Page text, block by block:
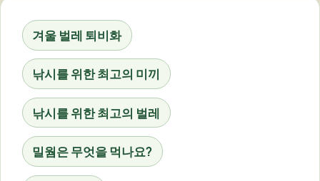
겨울 벌레 퇴비화
낚시를 위한 최고의 미끼
낚시를 위한 최고의 벌레
밀웜은 무엇을 먹나요?